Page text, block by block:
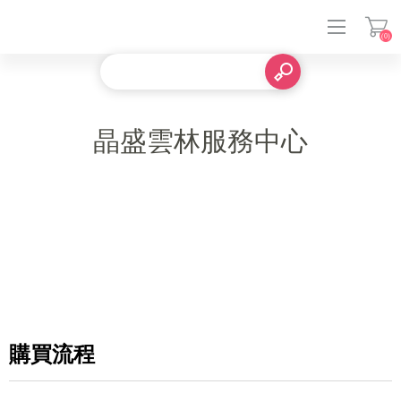
(0)
晶盛雲林服務中心
購買流程